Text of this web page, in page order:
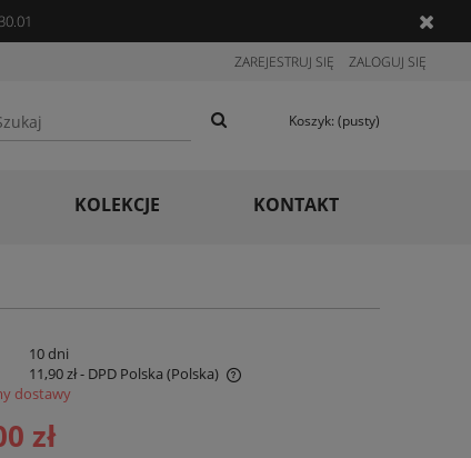
ZAREJESTRUJ SIĘ ZALOGUJ SIĘ
Koszyk: (pusty)
KOLEKCJE KONTAKT
10 dni
11,90 zł- DPD Polska (Polska)
zawiera ewentualnych kosztów
dostawy
zł